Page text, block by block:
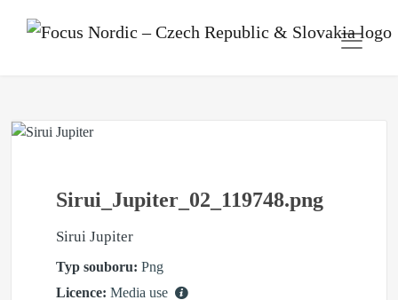
Sirui_Jupiter_02_119748.png
Sirui Jupiter
Typ souboru: Png
Licence: Media use